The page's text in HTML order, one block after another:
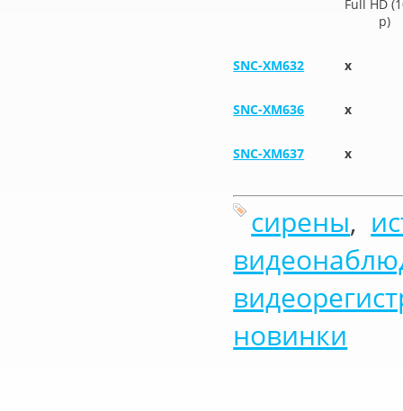
Full HD
p)
SNC-XM632 х
SNC-XM636 х
SNC-XM637 х
сирены,
новинки